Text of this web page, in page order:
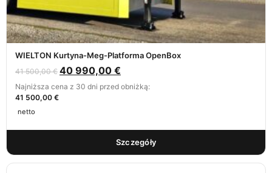
WIELTON Kurtyna-Meg-Platforma OpenBox
41 500,00€ 40 990,00 €
Najniższa cena z 30 dni przed obniżką:
41 500,00 €
netto
Szczegóły